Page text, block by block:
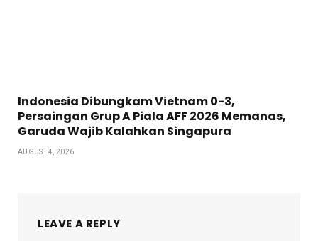
Indonesia Dibungkam Vietnam 0-3,
Persaingan Grup A Piala AFF 2026 Memanas,
Garuda Wajib Kalahkan Singapura
AUGUST 4, 2026
LEAVE A REPLY